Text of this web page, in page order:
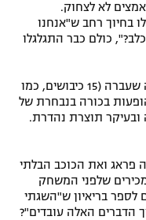
לא לצחוק.
בחיוך רחב ש"אנחנו
כולם כבר התגלגלו
בגיל 24, מלך שערי הליגה הצ'כית בעונה שעברה (15 כיבושים, כמו
בכורה בנבחרת של
ובעיקר תוצרת נהדרת.
פראג ואת הכוכב הבלתי
שלפני המשחק
לספר בריאיון ש"השגתי
הדברים האלה עובדים"?